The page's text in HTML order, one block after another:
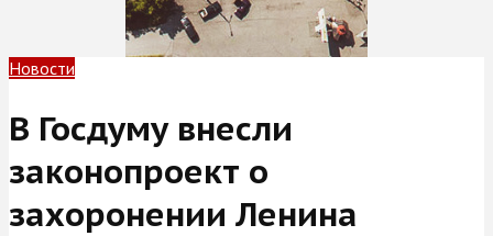
Новости
В Госдуму внесли
законопроект о
захоронении Ленина